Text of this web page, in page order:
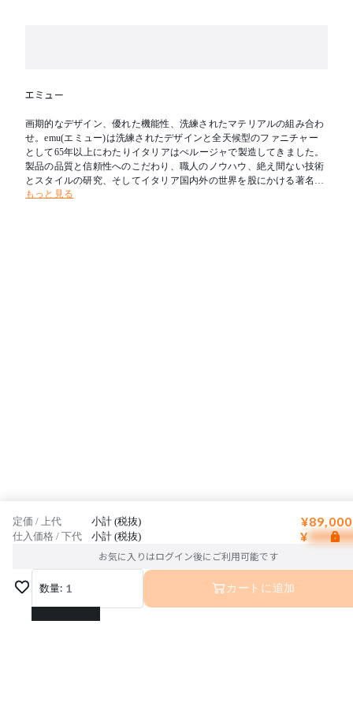
エミュー
画期的なデザイン、優れた機能性、洗練されたマテリアルの組み合わ
せ。emu(エミュー)は洗練されたデザインと全天候型のファニチャー
として65年以上にわたりイタリアはぺルージャで製造してきました。
製品の品質と信頼性へのこだわり、職人のノウハウ、絶え間ない技術
とスタイルの研究、そしてイタリア国内外の世界を股にかける著名デ
ザイナーとのコラボレーションにより、トレンドを創出し続けていま
もっと見る
定価 / 上代 小計 (税抜)
仕入価格 / 下代 小計 (税抜) ¥
お気に入りはログイン後にご利用可能です
数量: 1
1
カートに追加